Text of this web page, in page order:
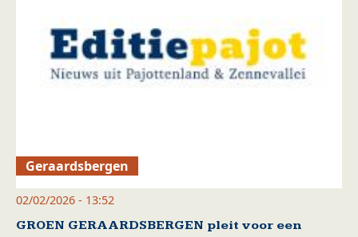
Geraardsbergen
02/02/2026 - 13:52
GROEN GERAARDSBERGEN pleit voor een